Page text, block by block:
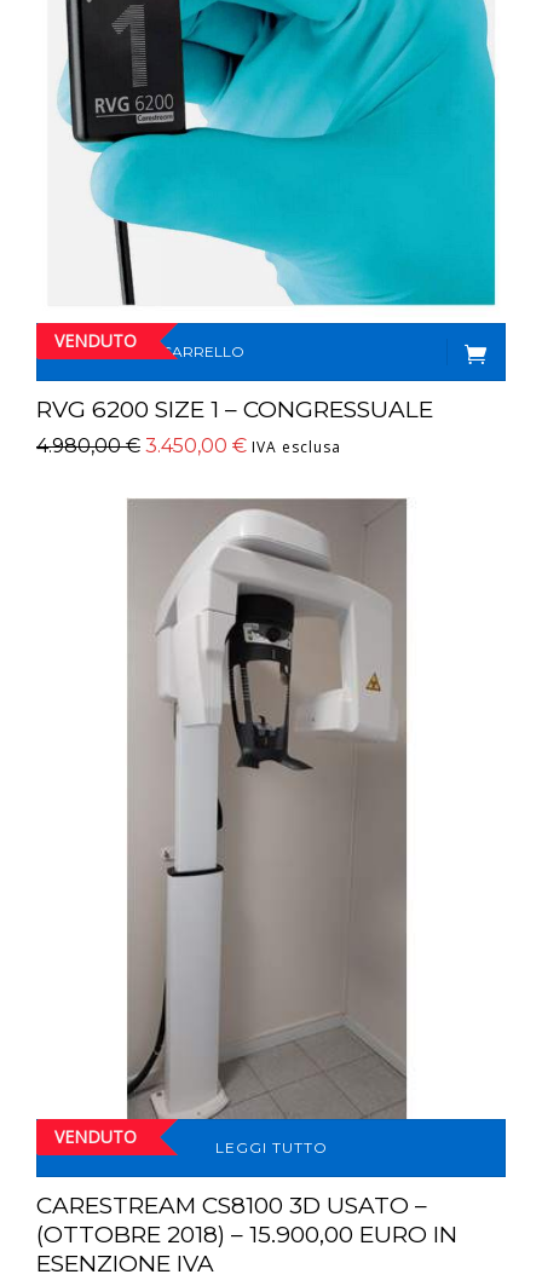
VENDUTO
AGGIUNGI AL CARRELLO
RVG 6200 SIZE 1 – CONGRESSUALE
4.980,00€ 3.450,00 € IVA esclusa
VENDUTO LEGGI TUTTO
CARESTREAM CS8100 3D USATO –
(OTTOBRE 2018) – 15.900,00 EURO IN
ESENZIONE IVA